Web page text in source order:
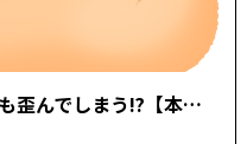
足の距骨と踵骨がズレると体も歪んでしまう⁉【本厚木駅で痛みの原因を取り除く あかつき整骨院】